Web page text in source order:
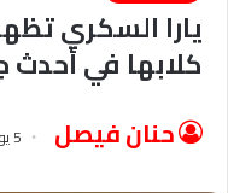
يارا السكري
كلابها في
حنان فيصل 5 يونيو، 2026